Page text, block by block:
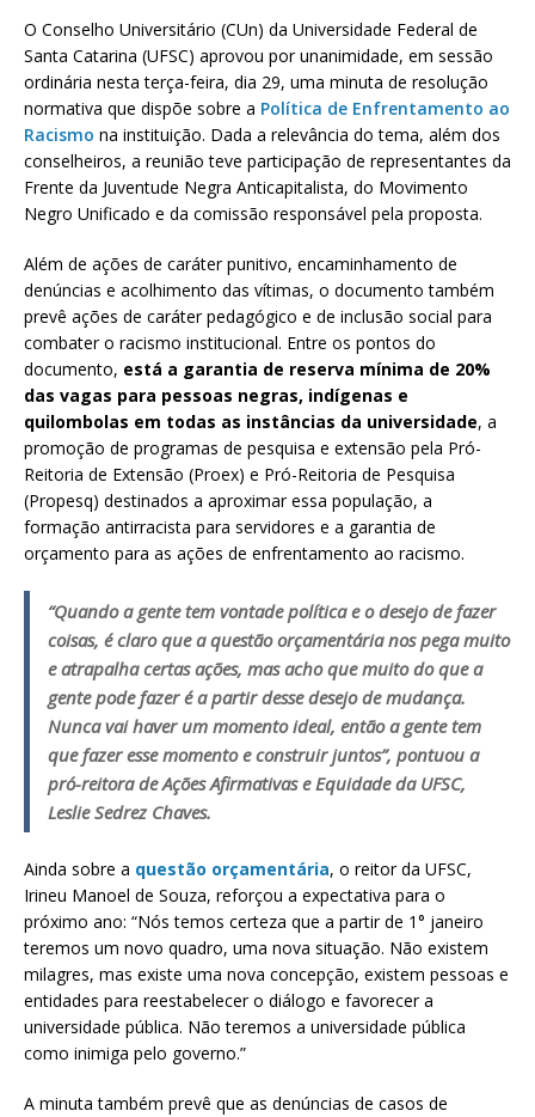
O Conselho Universitário (CUn) da Universidade Federal de
Santa Catarina (UFSC) aprovou por unanimidade, em sessão
ordinária nesta terça-feira, dia 29, uma minuta de resolução
normativa que dispõe sobre a Política de Enfrentamento ao
Racismo na instituição. Dada a relevância do tema, além dos
conselheiros, a reunião teve participação de representantes da
Frente da Juventude Negra Anticapitalista, do Movimento
Negro Unificado e da comissão responsável pela proposta.
Além de ações de caráter punitivo, encaminhamento de
denúncias e acolhimento das vítimas, o documento também
prevê ações de caráter pedagógico e de inclusão social para
combater o racismo institucional. Entre os pontos do
documento, está a garantia de reserva mínima de 20%
das vagas para pessoas negras, indígenas e
quilombolas em todas as instâncias da universidade, a
promoção de programas de pesquisa e extensão pela Pró-
Reitoria de Extensão (Proex) e Pró-Reitoria de Pesquisa
(Propesq) destinados a aproximar essa população, a
formação antirracista para servidores e a garantia de
orçamento para as ações de enfrentamento ao racismo.
“Quando a gente tem vontade política e o desejo de fazer
coisas, é claro que a questão orçamentária nos pega muito
e atrapalha certas ações, mas acho que muito do que a
gente pode fazer é a partir desse desejo de mudança.
Nunca vai haver um momento ideal, então a gente tem
que fazer esse momento e construir juntos”, pontuou a
pró-reitora de Ações Afirmativas e Equidade da UFSC,
Leslie Sedrez Chaves.
Ainda sobre a questão orçamentária, o reitor da UFSC,
Irineu Manoel de Souza, reforçou a expectativa para o
próximo ano: “Nós temos certeza que a partir de 1° janeiro
teremos um novo quadro, uma nova situação. Não existem
milagres, mas existe uma nova concepção, existem pessoas e
entidades para reestabelecer o diálogo e favorecer a
universidade pública. Não teremos a universidade pública
como inimiga pelo governo.”
A minuta também prevê que as denúncias de casos de